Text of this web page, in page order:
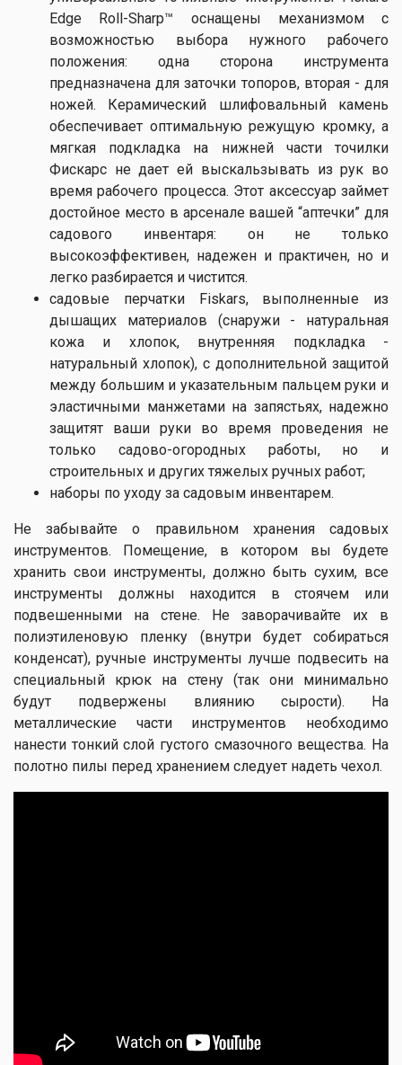
Edge Roll-Sharp™ оснащены механизмом с
возможностью выбора нужного рабочего
положения: одна сторона инструмента
предназначена для заточки топоров, вторая - для
ножей. Керамический шлифовальный камень
обеспечивает оптимальную режущую кромку, а
мягкая подкладка на нижней части точилки
Фискарс не дает ей выскальзывать из рук во
время рабочего процесса. Этот аксессуар займет
достойное место в арсенале вашей “аптечки” для
садового инвентаря: он не только
высокоэффективен, надежен и практичен, но и
легко разбирается и чистится.
садовые перчатки Fiskars, выполненные из
дышащих материалов (снаружи - натуральная
кожа и хлопок, внутренняя подкладка -
натуральный хлопок), с дополнительной защитой
между большим и указательным пальцем руки и
эластичными манжетами на запястьях, надежно
защитят ваши руки во время проведения не
только садово-огородных работы, но и
строительных и других тяжелых ручных работ;
наборы по уходу за садовым инвентарем.
Не забывайте о правильном хранения садовых
инструментов. Помещение, в котором вы будете
хранить свои инструменты, должно быть сухим, все
инструменты должны находится в стоячем или
подвешенными на стене. Не заворачивайте их в
полиэтиленовую пленку (внутри будет собираться
конденсат), ручные инструменты лучше подвесить на
специальный крюк на стену (так они минимально
будут подвержены влиянию сырости). На
металлические части инструментов необходимо
нанести тонкий слой густого смазочного вещества. На
полотно пилы перед хранением следует надеть чехол.